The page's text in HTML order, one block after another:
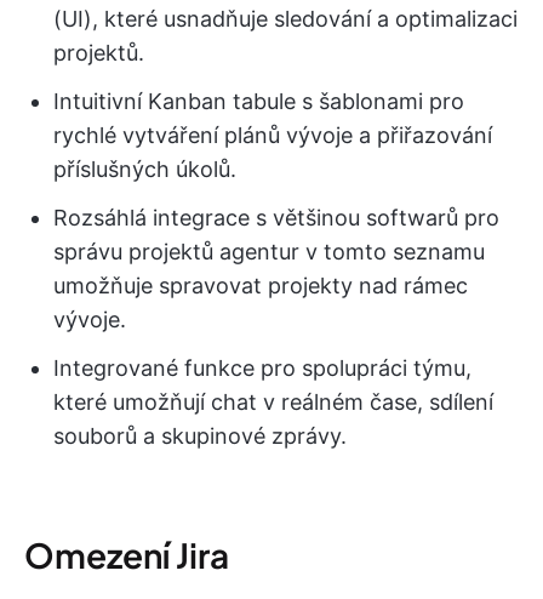
(UI), které usnadňuje sledování a optimalizaci
projektů.
Intuitivní Kanban tabule s šablonami pro
rychlé vytváření plánů vývoje a přiřazování
příslušných úkolů.
Rozsáhlá integrace s většinou softwarů pro
správu projektů agentur v tomto seznamu
umožňuje spravovat projekty nad rámec
vývoje.
Integrované funkce pro spolupráci týmu,
které umožňují chat v reálném čase, sdílení
souborů a skupinové zprávy.
Omezení Jira